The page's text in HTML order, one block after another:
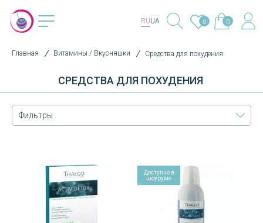
RUUA 0 0
Главная Витамины / Вкусняшки Средства для похудения
СРЕДСТВА ДЛЯ ПОХУДЕНИЯ
Фильтры
Доступно в
шоуруме